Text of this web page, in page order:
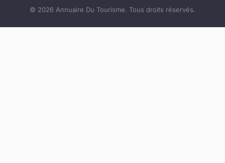
© 2026 Annuaire Du Tourisme. Tous droits réservés.